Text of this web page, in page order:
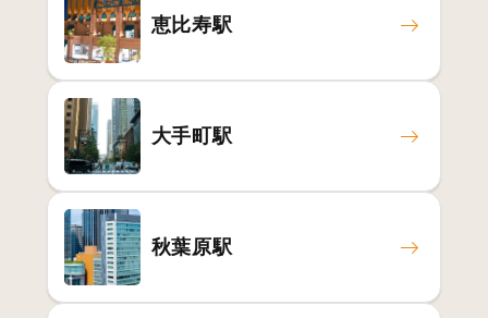
恵比寿駅
大手町駅
秋葉原駅